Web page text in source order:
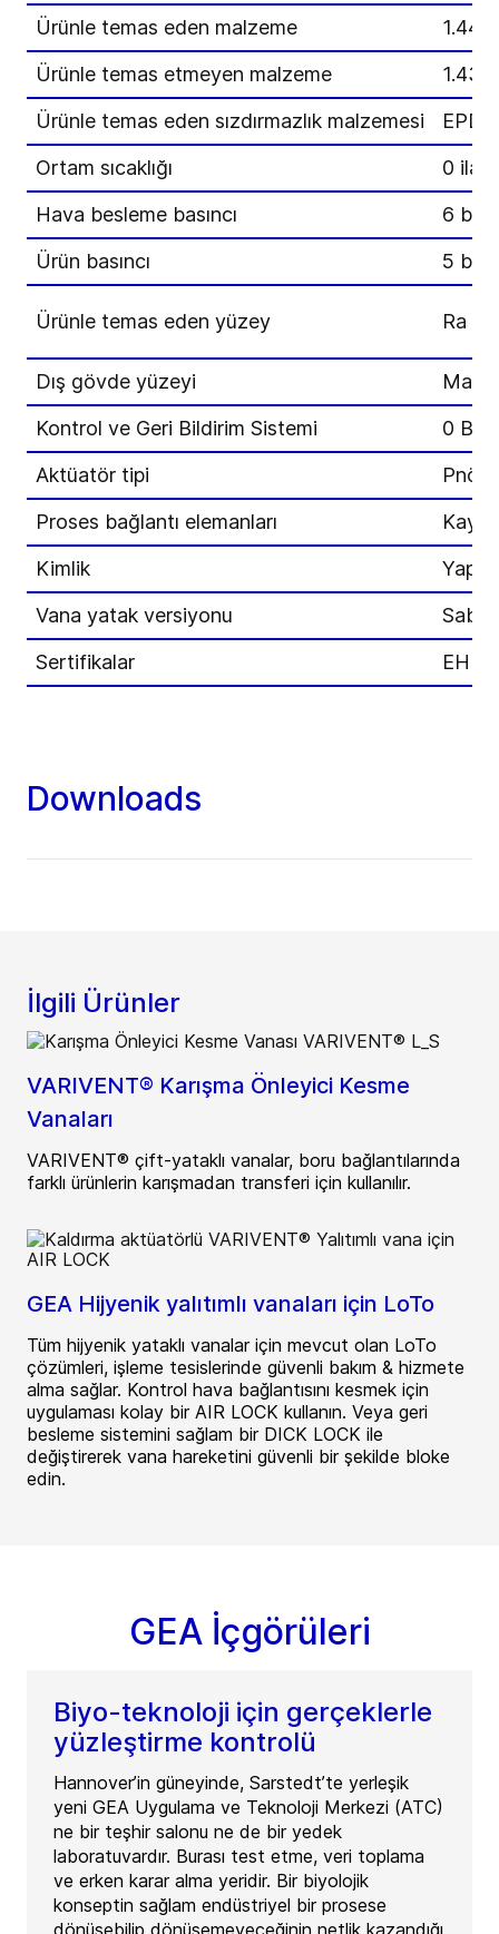
Ürünle temas eden malzeme
Ürünle temas etmeyen malzeme
Ürünle temas eden sızdırmazlık malzemesi
Ortam sıcaklığı
0 ila
Hava besleme basıncı
6 bar
Ürün basıncı
5 bar
Ürünle temas eden yüzey Ra ≤
Dış gövde yüzeyi
Mat
Kontrol ve Geri Bildirim Sistemi
0
Aktüatör tipi
Proses bağlantı elemanları
Kimlik
Vana yatak versiyonu
Sabit
Sertifikalar
Downloads
İlgili Ürünler
VARIVENT® Karışma Önleyici Kesme
Vanaları
VARIVENT® çift-yataklı vanalar, boru bağlantılarında
farklı ürünlerin karışmadan transferi için kullanılır.
GEA Hijyenik yalıtımlı vanaları için LoTo
Tüm hijyenik yataklı vanalar için mevcut olan LoTo
çözümleri, işleme tesislerinde güvenli bakım & hizmete
alma sağlar. Kontrol hava bağlantısını kesmek için
uygulaması kolay bir AIR LOCK kullanın. Veya geri
besleme sistemini sağlam bir DICK LOCK ile
değiştirerek vana hareketini güvenli bir şekilde bloke
edin.
GEA İçgörüleri
Biyo-teknoloji için gerçeklerle
yüzleştirme kontrolü
Hannover’in güneyinde, Sarstedt’te yerleşik
yeni GEA Uygulama ve Teknoloji Merkezi (ATC)
ne bir teşhir salonu ne de bir yedek
laboratuvardır. Burası test etme, veri toplama
ve erken karar alma yeridir. Bir biyolojik
konseptin sağlam endüstriyel bir prosese